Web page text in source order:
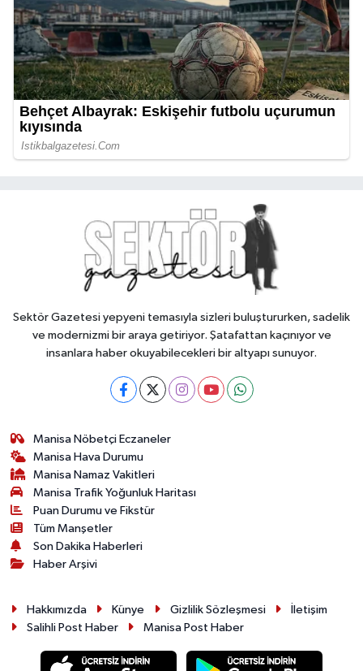
Sektör Gazetesi yepyeni temasıyla sizleri buluştururken, sadelik
ve modernizmi bir araya getiriyor. Şatafattan kaçınıyor ve
insanlara haber okuyabilecekleri bir altyapı sunuyor.
Manisa Nöbetçi Eczaneler
Manisa Hava Durumu
Manisa Namaz Vakitleri
Manisa Trafik Yoğunluk Haritası
Puan Durumu ve Fikstür
Tüm Manşetler
Son Dakika Haberleri
Haber Arşivi
Hakkımızda Künye Gizlilik Sözleşmesi
İletişim
Salihli Post Haber
Manisa Post Haber